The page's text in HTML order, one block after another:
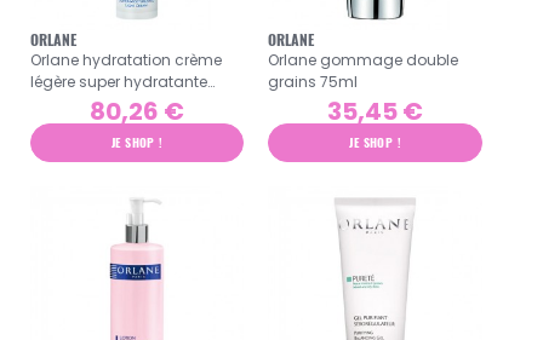
ORLANE
Orlane hydratation crème
légère super hydratante
80,26 €
JE SHOP !
ORLANE
Orlane gommage double
grains 75ml
35,45 €
JE SHOP !